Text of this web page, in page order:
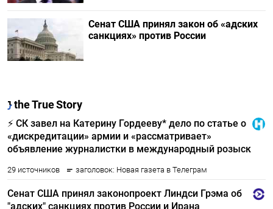
Сенат США принял закон об «адских
санкциях» против России